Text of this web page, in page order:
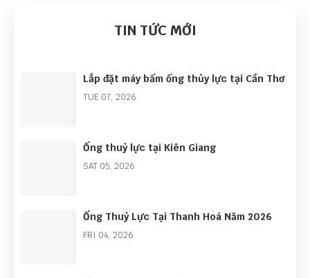
TIN TỨC MỚI
Lắp đặt máy bấm ống thủy lực tại Cần Thơ
TUE 07, 2026
Ống thuỷ lực tại Kiên Giang
SAT 05, 2026
Ống Thuỷ Lực Tại Thanh Hoá Năm 2026
FRI 04, 2026